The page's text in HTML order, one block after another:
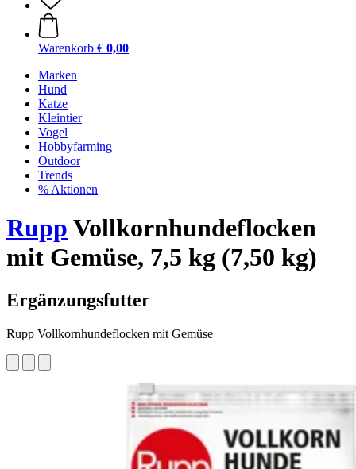
Warenkorb € 0,00
Marken
Hund
Katze
Kleintier
Vogel
Hobbyfarming
Outdoor
Trends
% Aktionen
Rupp Vollkornhundeflocken
mit Gemüse, 7,5 kg (7,50 kg)
Ergänzungsfutter
Rupp Vollkornhundeflocken mit Gemüse